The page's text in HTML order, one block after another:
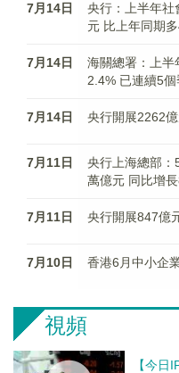
7月14日
央行：上半年
元 比上年同期
7月14日
海關總署：上半
2.4% 已連續5
7月14日 央行開展2262
7月11日
央行上海總部：
萬億元 同比增
7月11日 央行開展847億
7月10日 香港6月中小企
視頻
【今日